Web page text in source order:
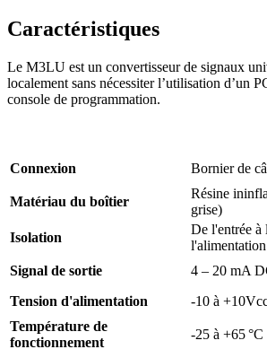
Caractéristiques
Le M3LU est un convertisseur de signaux
localement sans nécessiter l’utilisation d’un
console de programmation.
Connexion Bornier de
Matériau du boîtier
Résine
grise)
Isolation
De l'entrée à
l'alimentation
Signal de sortie
4 – 20 mA
Tension d'alimentation
-10 à
Température de
fonctionnement
-25 à +65 °C